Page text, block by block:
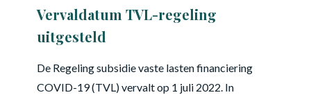
Vervaldatum TVL-regeling
uitgesteld
De Regeling subsidie vaste lasten financiering
COVID-19 (TVL) vervalt op 1 juli 2022. In